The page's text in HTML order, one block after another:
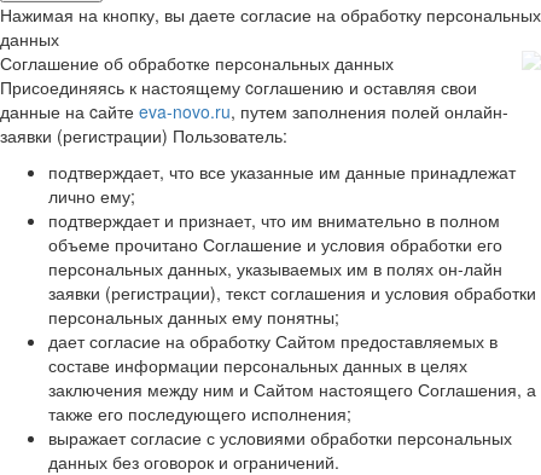
Нажимая на кнопку, вы даете согласие на обработку персональных
данных
Соглашение об обработке персональных данных
Присоединяясь к настоящему cоглашению и оставляя свои
данные на cайте eva-novo.ru, путем заполнения полей онлайн-
заявки (регистрации) Пользователь:
подтверждает, что все указанные им данные принадлежат
лично ему;
подтверждает и признает, что им внимательно в полном
объеме прочитано Соглашение и условия обработки его
персональных данных, указываемых им в полях он-лайн
заявки (регистрации), текст соглашения и условия обработки
персональных данных ему понятны;
дает согласие на обработку Сайтом предоставляемых в
составе информации персональных данных в целях
заключения между ним и Сайтом настоящего Соглашения, а
также его последующего исполнения;
выражает согласие с условиями обработки персональных
данных без оговорок и ограничений.